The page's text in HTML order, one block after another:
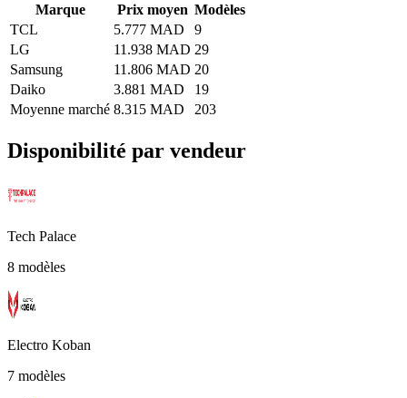
Marque Prix moyen Modèles
TCL
5.777 MAD
9
LG
11.938 MAD 29
Samsung
11.806 MAD 20
Daiko
3.881 MAD
19
Moyenne marché 8.315 MAD 203
Disponibilité par vendeur
Tech Palace
8 modèles
Electro Koban
7 modèles